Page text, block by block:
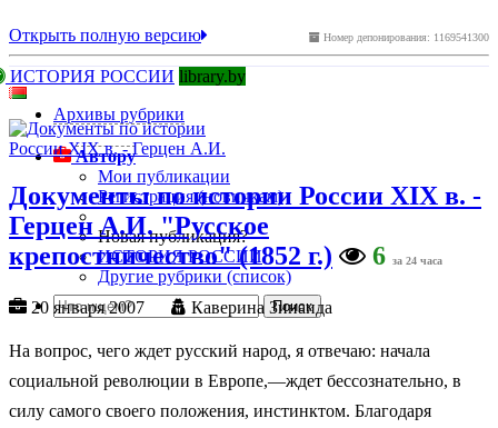
Номер депонирования: 1169541300
Открыть полную версию
ИСТОРИЯ РОССИИ library.by
Архивы рубрики
Автору
Мои публикации
Регистрация (новичкам)
Новая публикация?
ИСТОРИЯ РОССИИ
Другие рубрики (список)
Документы по истории России XIX в. -
Герцен А.И. "Русское
крепостничество" (1852 г.)
6 за 24 часа
20 января 2007 Каверина Зинаида
На вопрос, чего ждет русский народ, я отвечаю: начала
социальной революции в Европе,—ждет бессознательно, в
силу самого своего положения, инстинктом. Благодаря